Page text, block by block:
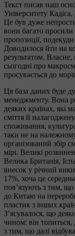
Текст писав наш
Університету
Це був дуже
вони багато просили
пропозиції,
Доводилося йти на
результатом. Власне,
сьогодні про
просувається до
Ця база даних буде
менеджменту. Вона
деяких країнах, які
сміття й
споживання,
таки не на
організований збір
мірі. Великі
Велика Британія,
внесок у річний
17%, хоча це
пов’язують з тим,
до Китаю на
пластик з інших
З’ясувалося, що
чином: він топиться,
з тим, що далі